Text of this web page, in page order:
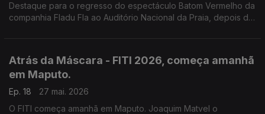
Destaque para o regresso do espectáculo Batom Vermelho da
companhia Fladu Fla ao Auditório Nacional da Praia, depois do
Atrás da Máscara - FITI 2026, começa amanhã
em Maputo.
Ep. 18
27 mai. 2026
O FITI começa amanhã em Maputo. Joaquim Matvel o